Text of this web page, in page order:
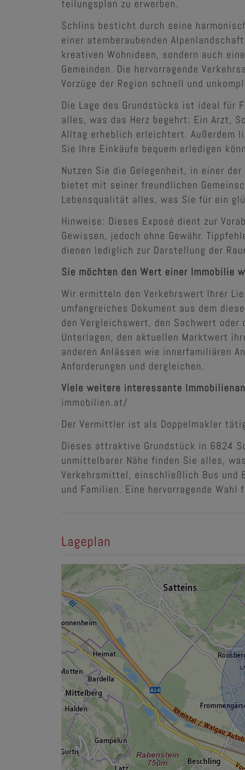
teilungsplan zu erwerben.
Schlins besticht durch seine
einer atemberaubenden
kreativen Wohnideen, sondern auch
Gemeinden. Die hervorragende
Vorzüge der Region schnell und
Die Lage des Grundstücks ist ideal für
alles, was das Herz begehrt: Ein Arzt,
Alltag erheblich erleichtert. Außerdem
Sie Ihre Einkäufe bequem erledigen
Nutzen Sie die Gelegenheit, in einer
bietet mit seiner freundlichen
Lebensqualität alles, was Sie für ein
Hinweise: Dieses Exposé dient zur
Gewissen, jedoch ohne Gewähr.
dienen lediglich zur Darstellung der
Sie möchten den Wert einer Immobilie
Wir ermitteln den Verkehrswert Ihrer
umfangreiches Dokument aus dem
den Vergleichswert, den Sachwert
Unterlagen, den aktuellen Marktwert
anderen Anlässen wie innerfamiliären
Anforderungen und dergleichen.
Viele weitere interessante
immobilien.at/
Der Vermittler ist als Doppelmakler
Dieses attraktive Grundstück in 6824
unmittelbarer Nähe finden Sie alles,
Verkehrsmittel, einschließlich Bus und
und Familien. Eine hervorragende Wahl
Lageplan